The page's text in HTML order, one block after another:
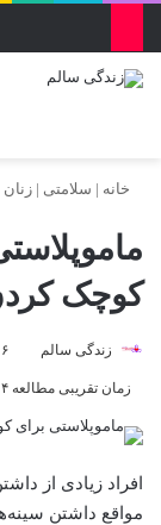
خانه | سلامتی | زنان
کوچک
زندگی سالم ۱۶
زمان تقریبی مطالعه ۴ دقیقه
افراد زیادی از
مواقع داشتن